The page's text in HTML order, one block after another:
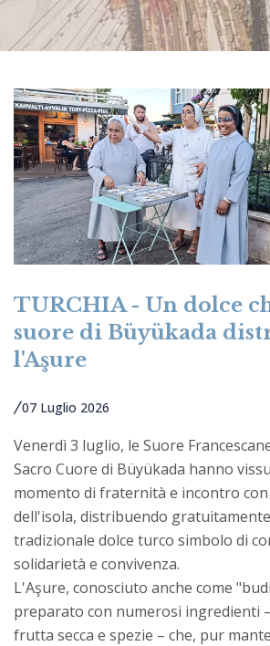
TURCHIA - Un dolce
suore di Büyükada
l'Aşure
07 Luglio 2026
Venerdì 3 luglio, le Suore
Sacro Cuore di Büyükada hanno
momento di fraternità e incontro
dell'isola, distribuendo
tradizionale dolce turco simbolo di
solidarietà e convivenza.
L'Aşure, conosciuto anche come
preparato con numerosi ingredienti
frutta secca e spezie – che, pur